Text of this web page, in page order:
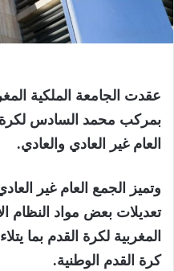
عقدت الجامعة الملكية
بمركب محمد السادس لكرة
العام غير العادي والعادي.
وتميز الجمع العام غير
تعديلات بعض مواد النظام
المغربية لكرة القدم بما
كرة القدم الوطنية.